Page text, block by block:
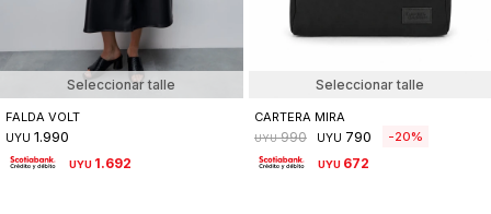
Seleccionar talle
FALDA VOLT
UYU 1.990
UYU 1.692
Seleccionar talle
CARTERA MIRA
UYU 990 UYU 790 20
UYU 672